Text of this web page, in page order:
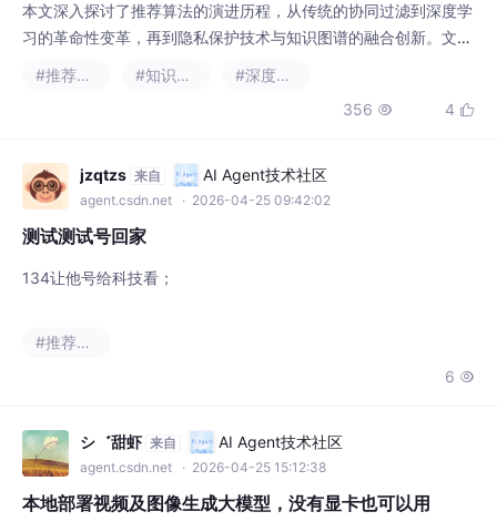
本文深入探讨了推荐算法的演进历程，从传统的协同过滤到深度学
习的革命性变革，再到隐私保护技术与知识图谱的融合创新。文章
重点分析了差分隐私、联邦学习等隐私保护技术在推荐系统中的应
合的未来趋势，强调可解释性和实时推荐的重要性。
#推荐算法 #知识图谱
#深度学习
356  4 
jzqtzs 来自 AI Agent技术社区
agent.csdn.net · 2026-04-25 09:42:02
测试测试号回家
134让他号给科技看；
#推荐算法
6 
シ゛甜虾 来自 AI Agent技术社区
agent.csdn.net · 2026-04-25 15:12:38
本地部署视频及图像生成大模型，没有显卡也可以用